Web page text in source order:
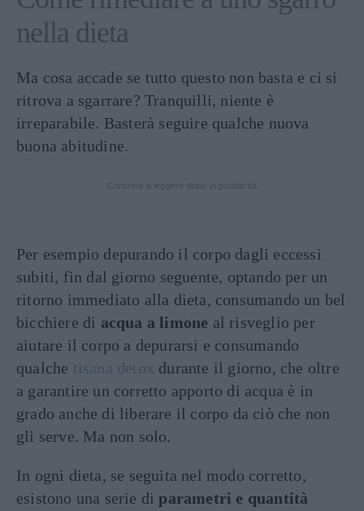
nella dieta
Ma cosa accade se tutto questo non basta e ci si
ritrova a sgarrare? Tranquilli, niente è
irreparabile. Basterà seguire qualche nuova
buona abitudine.
Per esempio depurando il corpo dagli eccessi
subiti, fin dal giorno seguente, optando per un
ritorno immediato alla dieta, consumando un bel
bicchiere di acqua a limone al risveglio per
aiutare il corpo a depurarsi e consumando
qualche tisana detox durante il giorno, che oltre
a garantire un corretto apporto di acqua è in
grado anche di liberare il corpo da ciò che non
gli serve. Ma non solo.
In ogni dieta, se seguita nel modo corretto,
esistono una serie diparametri e quantità